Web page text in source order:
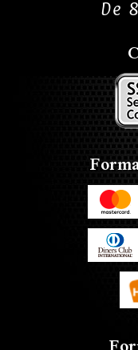
De